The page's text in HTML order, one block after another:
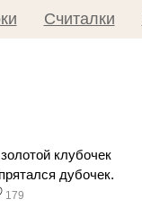
Считалки
клубочек
дубочек.
179